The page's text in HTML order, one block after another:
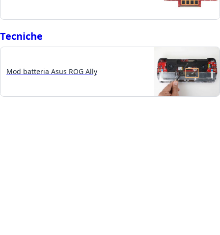
Tecniche
Mod batteria Asus ROG Ally